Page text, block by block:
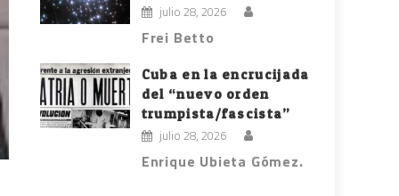
julio 28, 2026
Frei Betto
Cuba en la encrucijada
del “nuevo orden
trumpista/fascista”
julio 28, 2026
Enrique Ubieta Gómez.